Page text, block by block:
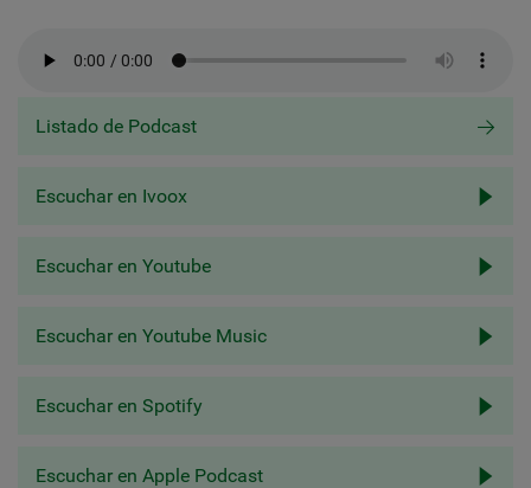
Listado de Podcast
Escuchar en Ivoox
Escuchar en Youtube
Escuchar en Youtube Music
Escuchar en Spotify
Escuchar en Apple Podcast